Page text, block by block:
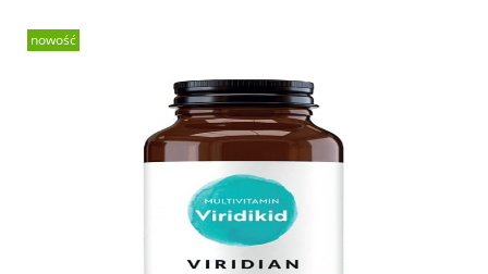
nowość